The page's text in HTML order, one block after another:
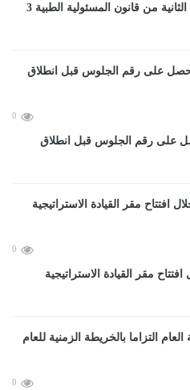
الحكومة: مد المدة المحددة بالمادة الثانية من قانون المسئولية الطبية 3
0
على رقم الجلوس قبل انطلاق
0
مقر القيادة الاستراتيجية
0